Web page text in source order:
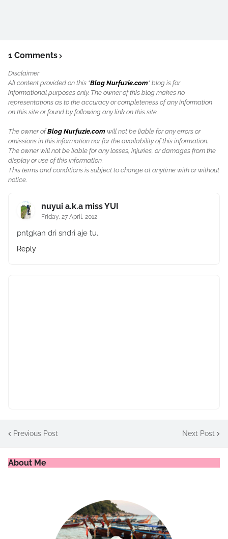
1 Comments
Disclaimer
All content provided on this "Blog Nurfuzie.com" blog is for
informational purposes only. The owner of this blog makes no
representations as to the accuracy or completeness of any information
on this site or found by following any link on this site.
The owner ofBlog Nurfuzie.com will not be liable for any errors or
omissions in this information nor for the availability of this information.
The owner will not be liable for any losses, injuries, or damages from the
display or use of this information.
This terms and conditions is subject to change at anytime with or without
notice.
nuyui a.k.a miss YUI
Friday, 27 April, 2012
pntgkan dri sndri aje tu..
Reply
Previous Post Next Post
About Me